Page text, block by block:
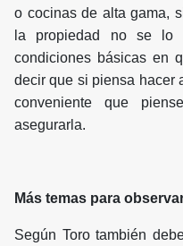
o cocinas de alta gama,
la propiedad no se lo
condiciones básicas en
decir que si piensa hacer
conveniente que
asegurarla.
Más temas para
Según Toro también